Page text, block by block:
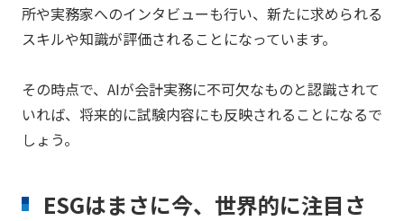
所や実務家へのインタビューも行い、新たに求められる
スキルや知識が評価されることになっています。
その時点で、AIが会計実務に不可欠なものと認識されて
いれば、将来的に試験内容にも反映されることになるで
しょう。
ESGはまさに今、世界的に注目さ